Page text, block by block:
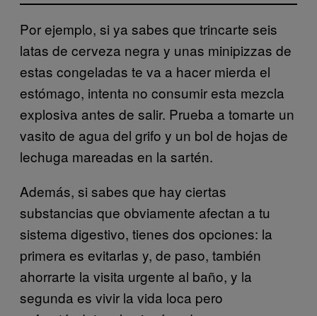
Por ejemplo, si ya sabes que trincarte seis
latas de cerveza negra y unas minipizzas de
estas congeladas te va a hacer mierda el
estómago, intenta no consumir esta mezcla
explosiva antes de salir. Prueba a tomarte un
vasito de agua del grifo y un bol de hojas de
lechuga mareadas en la sartén.
Además, si sabes que hay ciertas
substancias que obviamente afectan a tu
sistema digestivo, tienes dos opciones: la
primera es evitarlas y, de paso, también
ahorrarte la visita urgente al baño, y la
segunda es vivir la vida loca pero